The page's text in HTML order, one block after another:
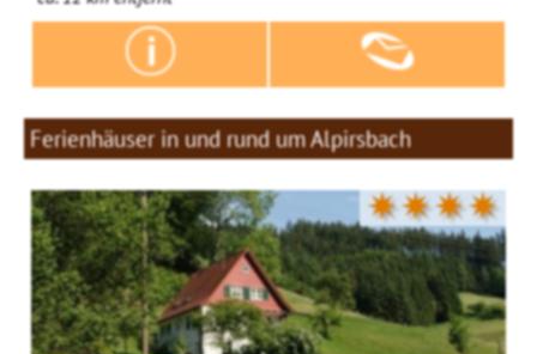
Ferienhäuser in und rund um Alpirsbach
✷✷✷✷